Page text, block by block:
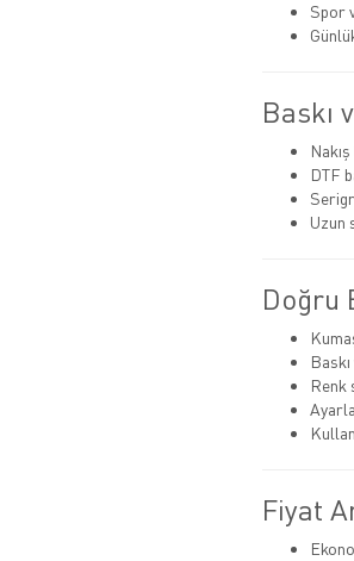
Spor
Baskı
DTF
Uzun
Doğru
Renk
Fiyat